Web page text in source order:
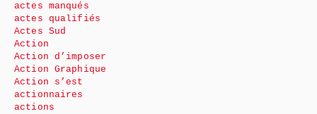
actes manqués
actes qualifiés
Actes Sud
Action
Action d’imposer
Action Graphique
Action s’est
actionnaires
actions